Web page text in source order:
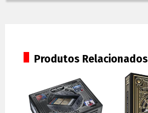
Produtos Relacionados